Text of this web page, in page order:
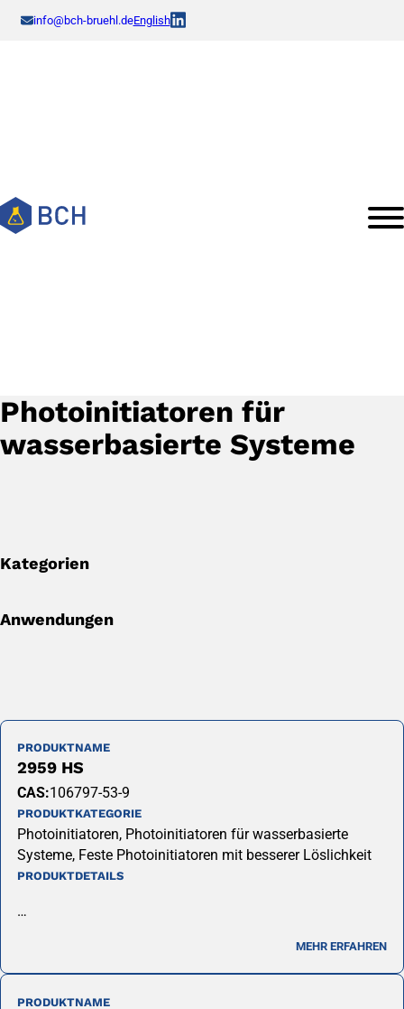
info@bch-bruehl.deEnglish
Photoinitiatoren für
wasserbasierte Systeme
Kategorien
Anwendungen
PRODUKTNAME
2959 HS
CAS:106797-53-9
PRODUKTKATEGORIE
Photoinitiatoren, Photoinitiatoren für wasserbasierte
Systeme, Feste Photoinitiatoren mit besserer Löslichkeit
PRODUKTDETAILS
…
MEHR ERFAHREN
PRODUKTNAME